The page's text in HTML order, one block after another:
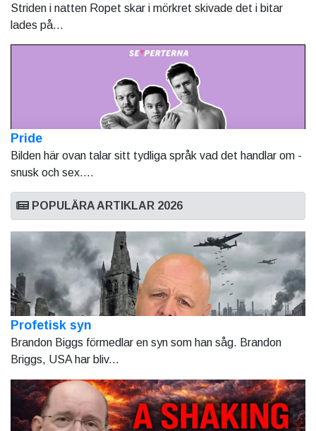
Striden i natten Ropet skar i mörkret skivade det i bitar
lades på...
Pride
Bilden här ovan talar sitt tydliga språk vad det handlar om -
snusk och sex....
POPULÄRA ARTIKLAR 2026
Profetisk syn
Brandon Biggs förmedlar en syn som han såg. Brandon
Briggs, USA har bliv...